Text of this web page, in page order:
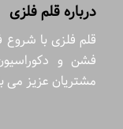
درباره قلم فلزی
فشن و
مشتریان عزیز می